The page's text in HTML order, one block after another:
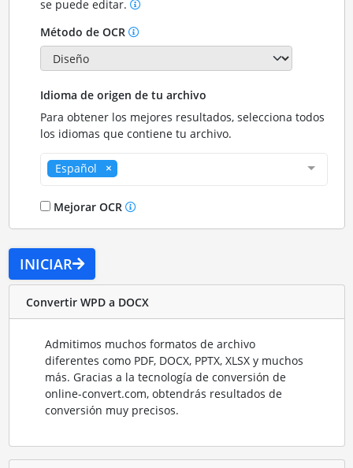
se puede editar.
Método de OCR
Idioma de origen de tu archivo
Para obtener los mejores resultados, selecciona todos
los idiomas que contiene tu archivo.
Español
Mejorar OCR
INICIAR
Convertir WPD a DOCX
Admitimos muchos formatos de archivo
diferentes como PDF, DOCX, PPTX, XLSX y muchos
más. Gracias a la tecnología de conversión de
online-convert.com, obtendrás resultados de
conversión muy precisos.